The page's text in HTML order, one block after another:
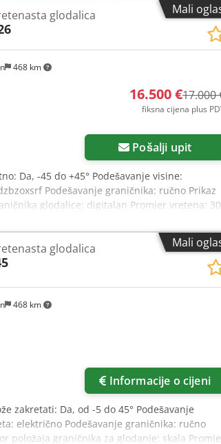
Mali
468 km
glodalica
16.500 €17.000
fiksna cijena plus
Pošalji upit
Da, -45 do +45° Podešavanje visine:
Podešavanje graničnika: ručno Prikaz
glodalice: digitalan Promjer vretena: 30
snaga: 5 / 6 kW Motorna kočnica: Da,
2500 mm Širina stroja: 1400 mm Težina:
Mali
468 km
glodalica
Informacije o cijeni
zakretati: Da, od -5 do 45° Podešavanje
električno Podešavanje graničnika: ručno
položaja graničnika za glodanje: skala